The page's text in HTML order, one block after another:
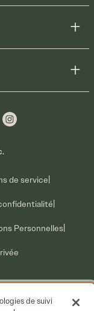
de service
Personnelles
de suivi